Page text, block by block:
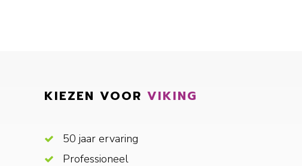
KIEZEN VOOR VIKING
50 jaar ervaring
Professioneel